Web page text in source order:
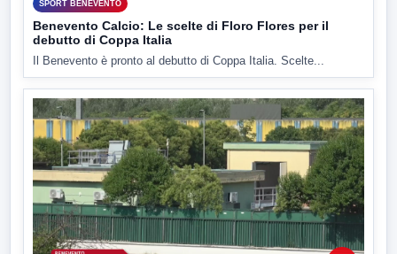
SPORT BENEVENTO
Benevento Calcio: Le scelte di Floro Flores per il
debutto di Coppa Italia
Il Benevento è pronto al debutto di Coppa Italia. Scelte...